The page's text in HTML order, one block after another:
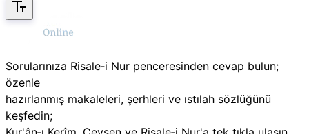
Sorularınıza Risale‑i Nur penceresinden cevap bulun;
özenle
hazırlanmış makaleleri, şerhleri ve ıstılah sözlüğünü
keşfedin;